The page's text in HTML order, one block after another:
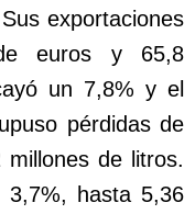
exportaciones
euros y 65,8
un 7,8% y el
pérdidas de
de litros.
3,7%, hasta 5,36